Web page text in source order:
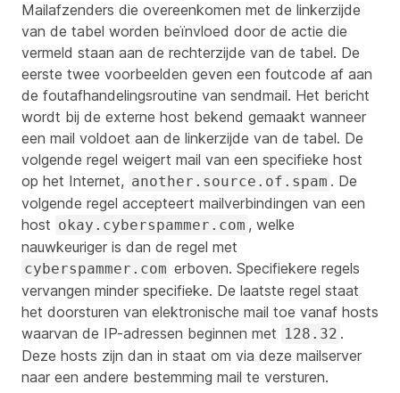
Mailafzenders die overeenkomen met de linkerzijde
van de tabel worden beïnvloed door de actie die
vermeld staan aan de rechterzijde van de tabel. De
eerste twee voorbeelden geven een foutcode af aan
de foutafhandelingsroutine van sendmail. Het bericht
wordt bij de externe host bekend gemaakt wanneer
een mail voldoet aan de linkerzijde van de tabel. De
volgende regel weigert mail van een specifieke host
op het Internet, another.source.of.spam . De
volgende regel accepteert mailverbindingen van een
host okay.cyberspammer.com , welke
nauwkeuriger is dan de regel met
cyberspammer.com erboven. Specifiekere regels
vervangen minder specifieke. De laatste regel staat
het doorsturen van elektronische mail toe vanaf hosts
waarvan de IP-adressen beginnen met 128.32 .
Deze hosts zijn dan in staat om via deze mailserver
naar een andere bestemming mail te versturen.